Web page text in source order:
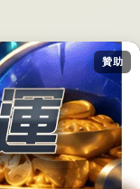
贊助